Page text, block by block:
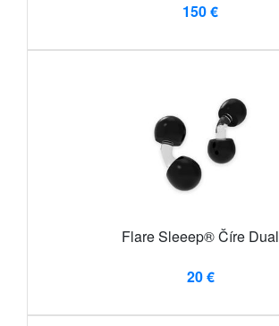
150 €
Flare Sleeep® Číre Dual
20 €